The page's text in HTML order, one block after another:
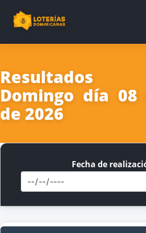
Resultados
Domingo día 08
de 2026
Fecha de